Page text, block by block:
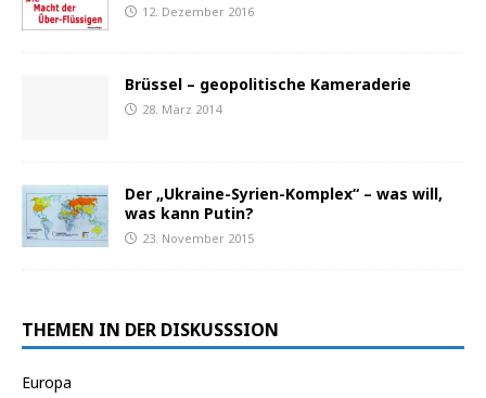
12. Dezember 2016
Brüssel – geopolitische Kameraderie
28. März 2014
Der „Ukraine-Syrien-Komplex“ – was will,
was kann Putin?
23. November 2015
THEMEN IN DER DISKUSSSION
Europa